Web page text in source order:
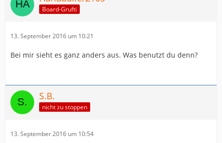
Board-Grufti
13. September 2016 um 10:21
Bei mir sieht es ganz anders aus. Was benutzt du denn?
S.B.
nicht zu stoppen
13. September 2016 um 10:54